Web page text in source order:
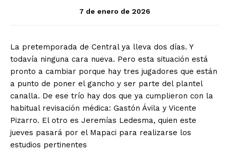
7 de enero de 2026
La pretemporada de Central ya lleva dos días. Y
todavía ninguna cara nueva. Pero esta situación está
pronto a cambiar porque hay tres jugadores que están
a punto de poner el gancho y ser parte del plantel
canalla. De ese trío hay dos que ya cumplieron con la
habitual revisación médica: Gastón Ávila y Vicente
Pizarro. El otro es Jeremías Ledesma, quien este
jueves pasará por el Mapaci para realizarse los
estudios pertinentes